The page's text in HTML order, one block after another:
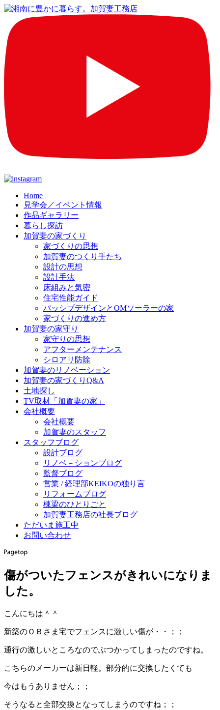
Home
見学会／イベント情報
作品ギャラリー
暮らし探訪
加賀妻の家づくり
家づくりの思想
加賀妻のつくり手たち
設計の思想
設計手法
床組みと気密
住宅性能ガイド
パッシブデザインとOMソーラーの家
家づくりの進め方
加賀妻の家守り
家守りの思想
アフターメンテナンス
シロアリ防除
加賀妻のリノベーション
加賀妻の家づくりQ&A
土地探し
TV取材「加賀妻の家」
会社概要
会社概要
加賀妻のスタッフ
スタッフブログ
設計ブログ
リノベ－ションブログ
監督ブログ
営業 / 経理部KEIKOの独り言
リフォームブログ
棟梁のひとりごと
加賀妻工務店の社長ブログ
ただいま施工中
お問い合わせ
傷がついたフェンスがきれいになりま
した。
こんにちは＾＾
新築のＯＢさま宅でフェンスに激しい傷が・・；；
通行の激しいところなのでぶつかってしまったのですね。
こちらのメーカーは新日軽。部分的に交換したくても
今はもうありません；；
そうなると全部交換となってしまうのですね；；